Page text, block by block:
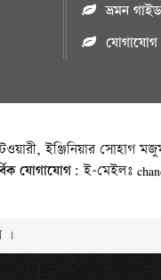
ভ্রমন গাইড
যোগাযোগ
ইঞ্জিনিয়ার সোহাগ
যোগাযোগ: ই-মেইলঃ
।